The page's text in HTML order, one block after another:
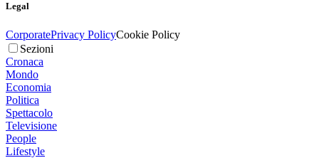
Legal
CorporatePrivacy PolicyCookie Policy
Sezioni
Cronaca
Mondo
Economia
Politica
Spettacolo
Televisione
People
Lifestyle